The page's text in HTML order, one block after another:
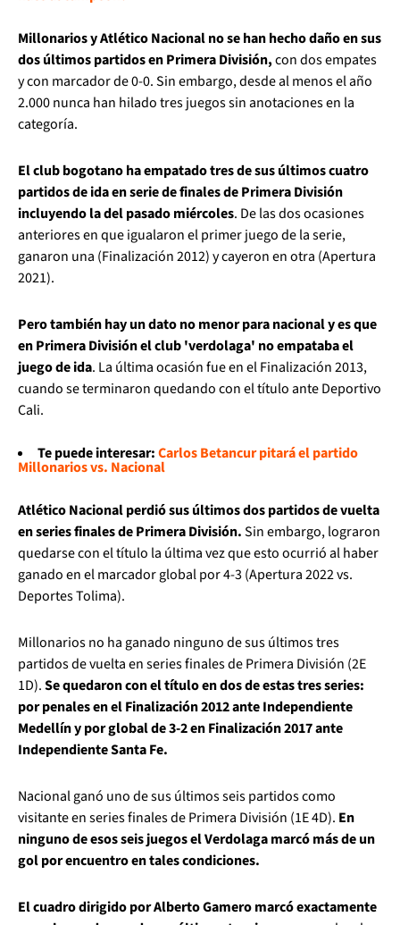
Millonarios y Atlético Nacional no se han hecho daño en sus
dos últimos partidos en Primera División,con dos empates
y con marcador de 0-0. Sin embargo, desde al menos el año
2.000 nunca han hilado tres juegos sin anotaciones en la
categoría.
El club bogotano ha empatado tres de sus últimos cuatro
partidos de ida en serie de finales de Primera División
incluyendo la del pasado miércoles. De las dos ocasiones
anteriores en que igualaron el primer juego de la serie,
ganaron una (Finalización 2012) y cayeron en otra (Apertura
2021).
Pero también hay un dato no menor para nacional y es que
en Primera División el club 'verdolaga' no empataba el
juego de ida. La última ocasión fue en el Finalización 2013,
cuando se terminaron quedando con el título ante Deportivo
Cali.
Te puede interesar:Carlos Betancur pitará el partido
Millonarios vs. Nacional
Atlético Nacional perdió sus últimos dos partidos de vuelta
en series finales de Primera División.Sin embargo, lograron
quedarse con el título la última vez que esto ocurrió al haber
ganado en el marcador global por 4-3 (Apertura 2022 vs.
Deportes Tolima).
Millonarios no ha ganado ninguno de sus últimos tres
partidos de vuelta en series finales de Primera División (2E
1D).Se quedaron con el título en dos de estas tres series:
por penales en el Finalización 2012 ante Independiente
Medellín y por global de 3-2 en Finalización 2017 ante
Independiente Santa Fe.
Nacional ganó uno de sus últimos seis partidos como
visitante en series finales de Primera División (1E 4D). En
ninguno de esos seis juegos el Verdolaga marcó más de un
gol por encuentro en tales condiciones.
El cuadro dirigido por Alberto Gamero marcó exactamente